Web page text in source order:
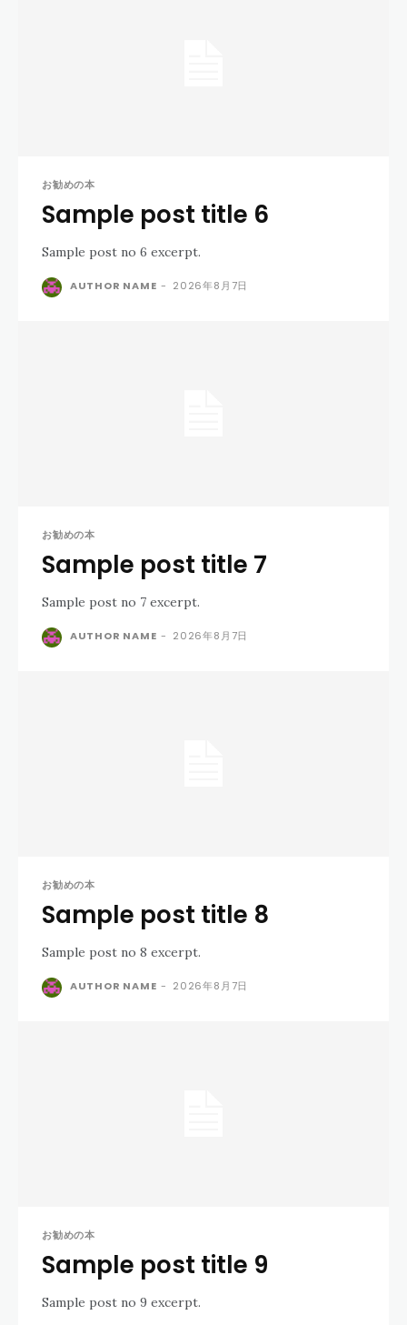
お勧めの本
Sample post title 6
Sample post no 6 excerpt.
AUTHOR NAME - 2026年8月7日
お勧めの本
Sample post title 7
Sample post no 7 excerpt.
AUTHOR NAME - 2026年8月7日
お勧めの本
Sample post title 8
Sample post no 8 excerpt.
AUTHOR NAME - 2026年8月7日
お勧めの本
Sample post title 9
Sample post no 9 excerpt.